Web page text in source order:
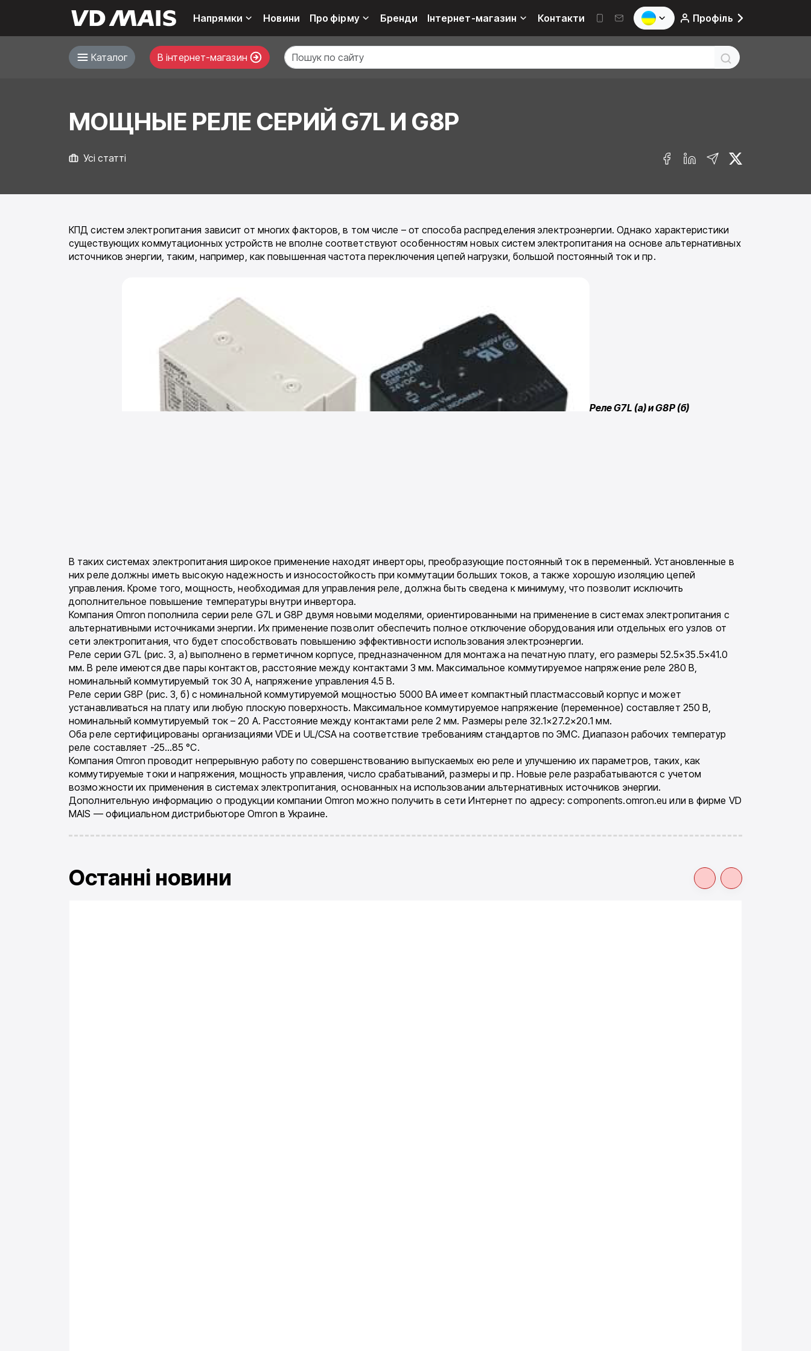
Напрямки Новини Про фірму Бренди Інтернет-магазин Контакти Профіль
Каталог В інтернет-магазин
МОЩНЫЕ РЕЛЕ СЕРИЙ G7L И G8P
Усі статті
КПД систем электропитания зависит от многих факторов, в том числе – от способа распределения электроэнергии. Однако характеристики
существующих коммутационных устройств не вполне соответствуют особенностям новых систем электропитания на основе альтернативных
источников энергии, таким, например, как повышенная частота переключения цепей нагрузки, большой постоянный ток и пр.
Реле G7L (а) и G8P (б)
В таких системах электропитания широкое применение находят инверторы, преобразующие постоянный ток в переменный. Установленные в
них реле должны иметь высокую надежность и износостойкость при коммутации больших токов, а также хорошую изоляцию цепей
управления. Кроме того, мощность, необходимая для управления реле, должна быть сведена к минимуму, что позволит исключить
дополнительное повышение температуры внутри инвертора.
Компания Omron пополнила серии реле G7L и G8P двумя новыми моделями, ориентированными на применение в системах электропитания с
альтернативными источниками энергии. Их применение позволит обеспечить полное отключение оборудования или отдельных его узлов от
сети электропитания, что будет способствовать повышению эффективности использования электроэнергии.
Реле серии G7L (рис. 3, а) выполнено в герметичном корпусе, предназначенном для монтажа на печатную плату, его размеры 52.5×35.5×41.0
мм. В реле имеются две пары контактов, расстояние между контактами 3 мм. Максимальное коммутируемое напряжение реле 280 В,
номинальный коммутируемый ток 30 A, напряжение управления 4.5 В.
Реле серии G8P (рис. 3, б) с номинальной коммутируемой мощностью 5000 ВА имеет компактный пластмассовый корпус и может
устанавливаться на плату или любую плоскую поверхность. Максимальное коммутируемое напряжение (переменное) составляет 250 В,
номинальный коммутируемый ток – 20 А. Расстояние между контактами реле 2 мм. Размеры реле 32.1×27.2×20.1 мм.
Оба реле сертифицированы организациями VDE и UL/CSA на соответствие требованиям стандартов по ЭМС. Диапазон рабочих температур
реле составляет -25…85 °C.
Компания Omron проводит непрерывную работу по совершенствованию выпускаемых ею реле и улучшению их параметров, таких, как
коммутируемые токи и напряжения, мощность управления, число срабатываний, размеры и пр. Новые реле разрабатываются с учетом
возможности их применения в системах электропитания, основанных на использовании альтернативных источников энергии.
Дополнительную информацию о продукции компании Omron можно получить в сети Интернет по адресу: components.omron.eu или в фирме VD
MAIS — официальном дистрибьюторе Omron в Украине.
Останні новини